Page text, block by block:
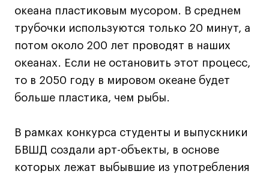
Коммерческий фотограф
Для школьников
Интенсивы
Долгосрочные
Все программы
океана пластиковым мусором. В среднем
трубочки используются только 20 минут, а
потом около 200 лет проводят в наших
океанах. Если не остановить этот процесс,
то в 2050 году в мировом океане будет
больше пластика, чем рыбы.
В рамках конкурса студенты и выпускники
БВШД создали арт-объекты, в основе
которых лежат выбывшие из употребления